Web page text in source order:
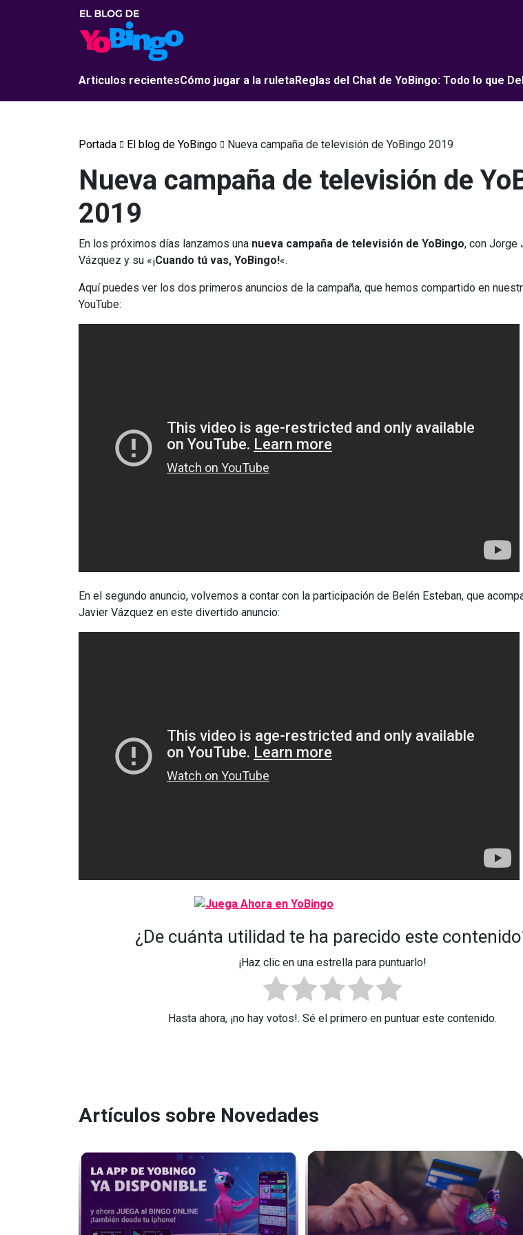
Articulos recientesCómo jugar a la ruletaReglas del Chat de YoBingo: Todo lo que
Portada El blog de YoBingo Nueva campaña de televisión de YoBingo 2019
Nueva campaña de televisión de
2019
En los próximos días lanzamos una nueva campaña de televisión de YoBingo, con Jorge
Vázquez y su «¡Cuando tú vas, YoBingo!«.
Aquí puedes ver los dos primeros anuncios de la campaña, que hemos compartido en
YouTube:
En el segundo anuncio, volvemos a contar con la participación de Belén Esteban, que
Javier Vázquez en este divertido anuncio:
¿De cuánta utilidad te ha parecido este
¡Haz clic en una estrella para puntuarlo!
Hasta ahora, ¡no hay votos!. Sé el primero en puntuar este contenido.
Artículos sobre Novedades